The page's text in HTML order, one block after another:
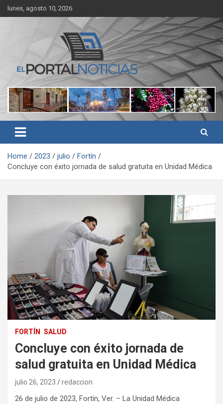
Skip
to
lunes, agosto 10, 2026
El Portal Noticias
Noticias de Córdoba, Veracruz y al región
Home 2023 julio
Fortín
Concluye con éxito jornada de salud gratuita en Unidad Médica
FORTÍN SALUD
Concluye con éxito jornada de
salud gratuita en Unidad Médica
julio 26, 2023 redaccion
26 de julio de 2023, Fortín, Ver. – La Unidad Médica